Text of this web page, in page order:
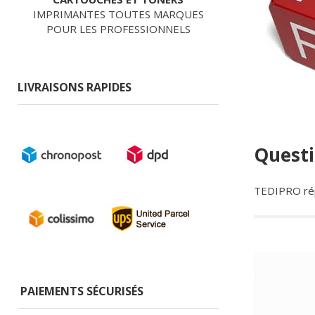
IMPRIMANTES TOUTES MARQUES
POUR LES PROFESSIONNELS
LIVRAISONS RAPIDES
PAIEMENTS SÉCURISÉS
TEDIPRO